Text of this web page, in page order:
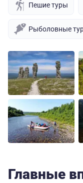
Пешие туры
Рыболовные
Главные